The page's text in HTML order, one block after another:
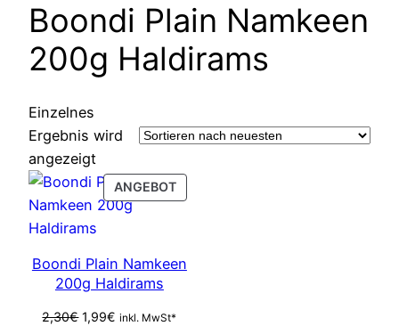
Boondi Plain Namkeen
200g Haldirams
Einzelnes
Ergebnis wird
angezeigt
ANGEBOTPRODUCT
ON
Boondi Plain Namkeen
200g Haldirams
2,30€ Ursprünglicher
1,99€ Aktueller
inkl. MwSt*